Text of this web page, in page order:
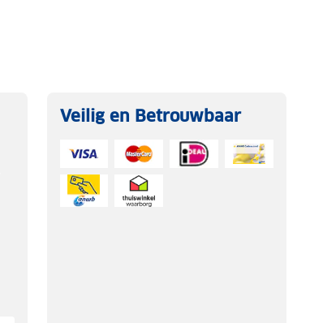
Veilig en Betrouwbaar